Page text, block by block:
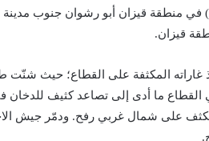
في منطقة قيزان أبو رشوان جنوب
قيزان.
غاراته المكثفة على القطاع؛ حيث شنّت
القطاع ما أدى إلى تصاعد كثيف
مكثف على شمال غربي رفح. ودمّر جيش